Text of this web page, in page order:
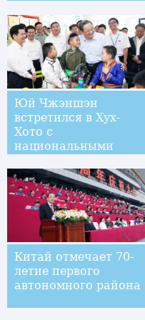
общественности всех
этнических групп
Юй Чжэншэн
встретился в Хух-
Хото с
национальными
Монголии
Китай отмечает 70-
летие первого
автономного района